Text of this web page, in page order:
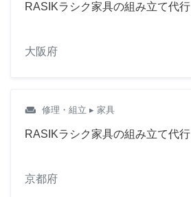
RASIKラシク家具の組み立て代行
大阪府
weekend 修理・組立 ▸ 家具
RASIKラシク家具の組み立て代行
京都府